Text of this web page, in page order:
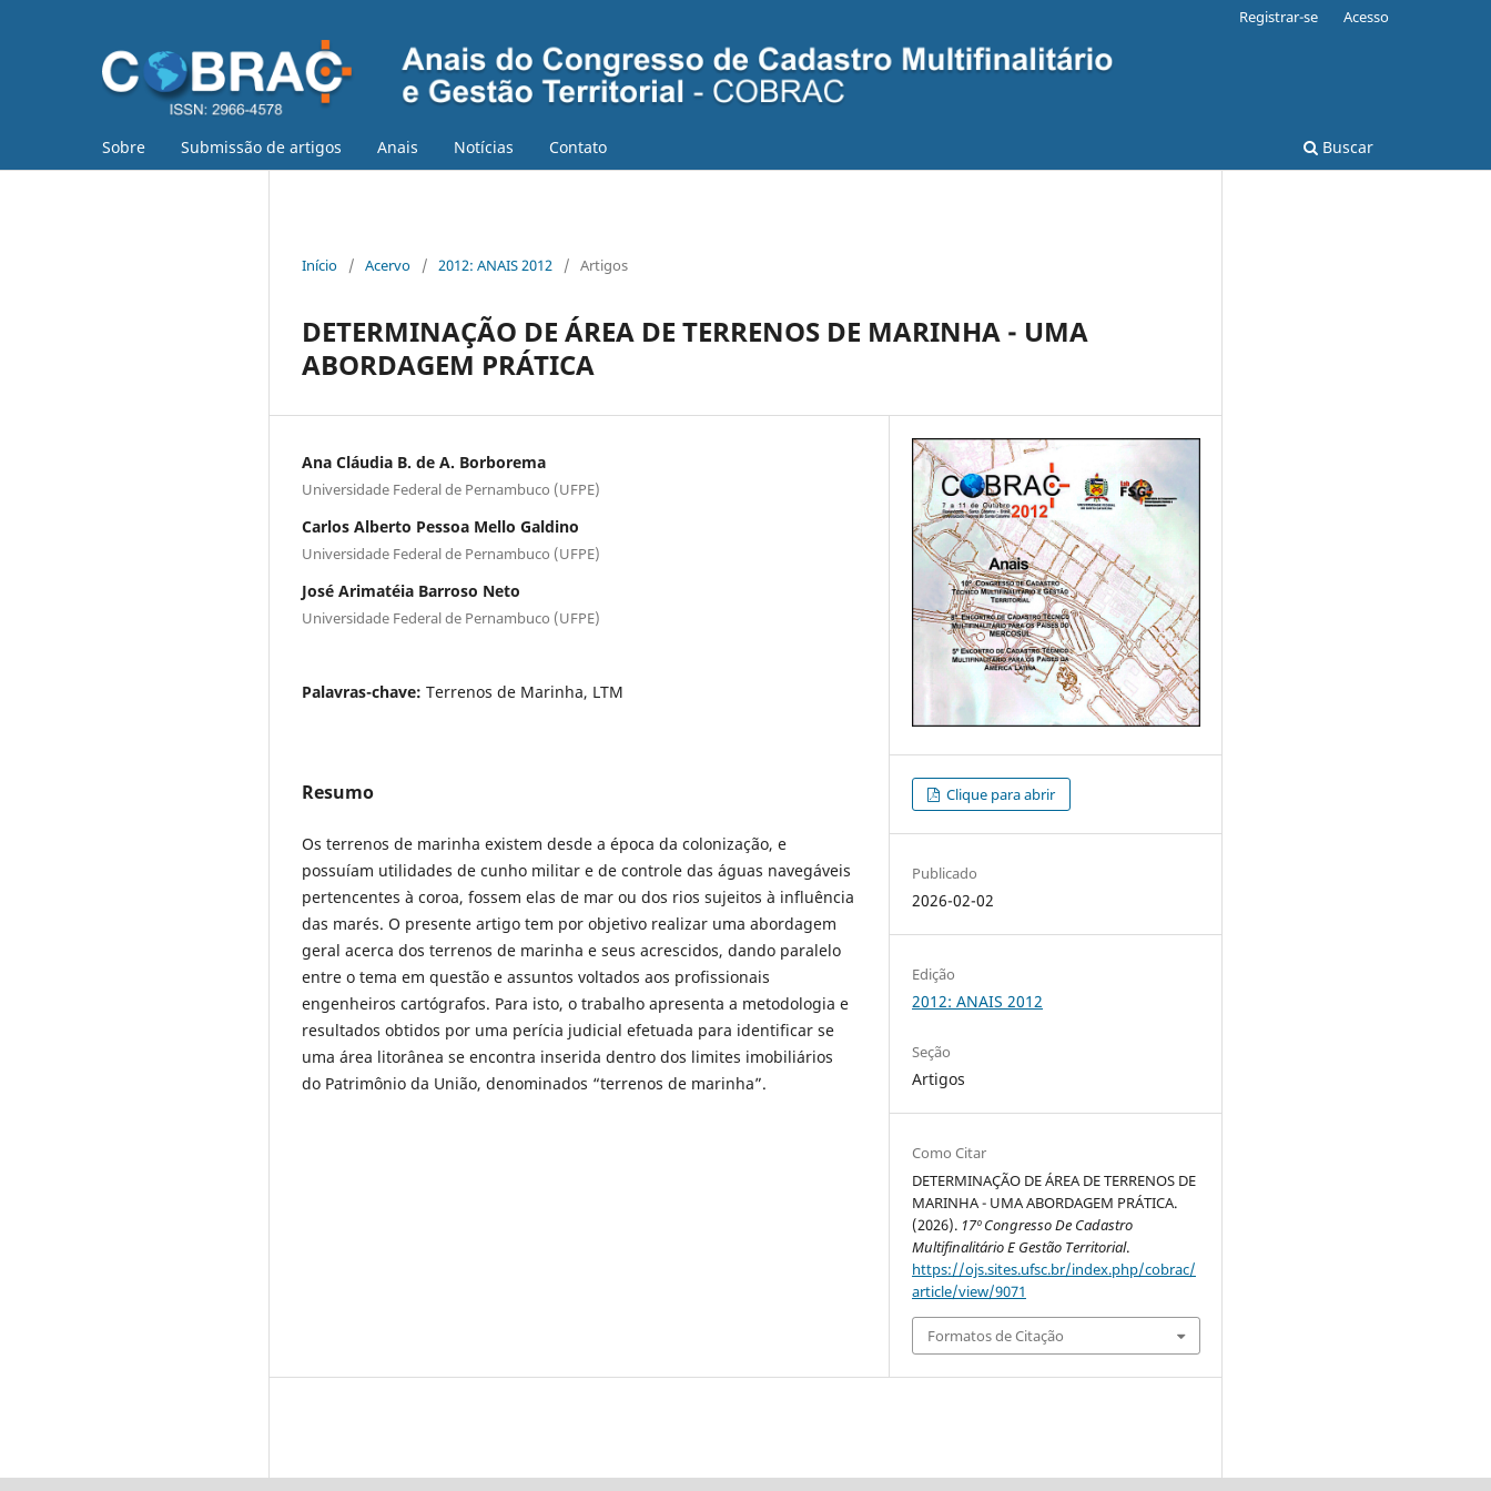
Sobre Submissão de artigos Anais Notícias Contato Buscar
Registrar-se Acesso
Início / Acervo / 2012: ANAIS 2012 / Artigos
DETERMINAÇÃO DE ÁREA DE TERRENOS DE MARINHA - UMA
ABORDAGEM PRÁTICA
Ana Cláudia B. de A. Borborema
Universidade Federal de Pernambuco (UFPE)
Carlos Alberto Pessoa Mello Galdino
Universidade Federal de Pernambuco (UFPE)
José Arimatéia Barroso Neto
Universidade Federal de Pernambuco (UFPE)
Palavras-chave: Terrenos de Marinha, LTM
Resumo
Os terrenos de marinha existem desde a época da colonização, e
possuíam utilidades de cunho militar e de controle das águas navegáveis
pertencentes à coroa, fossem elas de mar ou dos rios sujeitos à influência
das marés. O presente artigo tem por objetivo realizar uma abordagem
geral acerca dos terrenos de marinha e seus acrescidos, dando paralelo
entre o tema em questão e assuntos voltados aos profissionais
engenheiros cartógrafos. Para isto, o trabalho apresenta a metodologia e
resultados obtidos por uma perícia judicial efetuada para identificar se
uma área litorânea se encontra inserida dentro dos limites imobiliários
do Patrimônio da União, denominados “terrenos de marinha”.
Clique para abrir
Publicado
2026-02-02
Edição
2012: ANAIS 2012
Seção
Artigos
Como Citar
DETERMINAÇÃO DE ÁREA DE TERRENOS DE
MARINHA - UMA ABORDAGEM PRÁTICA.
(2026). 17º Congresso De Cadastro
Multifinalitário E Gestão Territorial.
https://ojs.sites.ufsc.br/index.php/cobrac/
article/view/9071
Formatos de Citação